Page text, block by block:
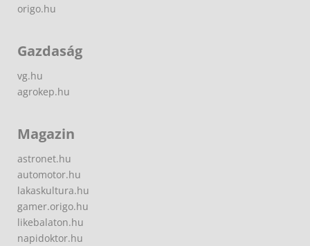
origo.hu
Gazdaság
vg.hu
agrokep.hu
Magazin
astronet.hu
automotor.hu
lakaskultura.hu
gamer.origo.hu
likebalaton.hu
napidoktor.hu